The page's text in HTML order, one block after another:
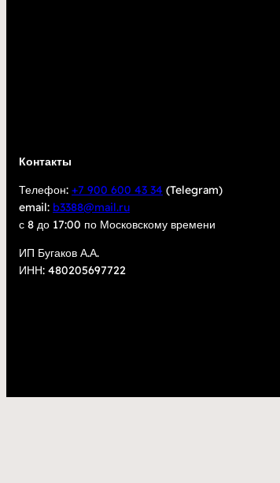
Контакты
Телефон: +7 900 600 43 34 (Telegram)
email: b3388@mail.ru
с 8 до 17:00 по Московскому времени
ИП Бугаков А.А.
ИНН: 480205697722